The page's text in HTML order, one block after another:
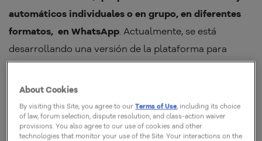
automáticos individuales o en grupo, en diferentes
formatos, en WhatsApp. Actualmente, se está
desarrollando una versión de la plataforma para
atender también otros canales, como Instagram y
Messenger.
Con esta herramienta, es posible programar el envío
de respuestas automáticas siempre que alguien se
About Cookies
By visiting this Site, you agree to ourTerms of Use, including its choice
of law, forum selection, dispute resolution, and class-action waiver
provisions. You also agree to our use of cookies and other
technologies that monitor your use of the Site. Your interactions on the